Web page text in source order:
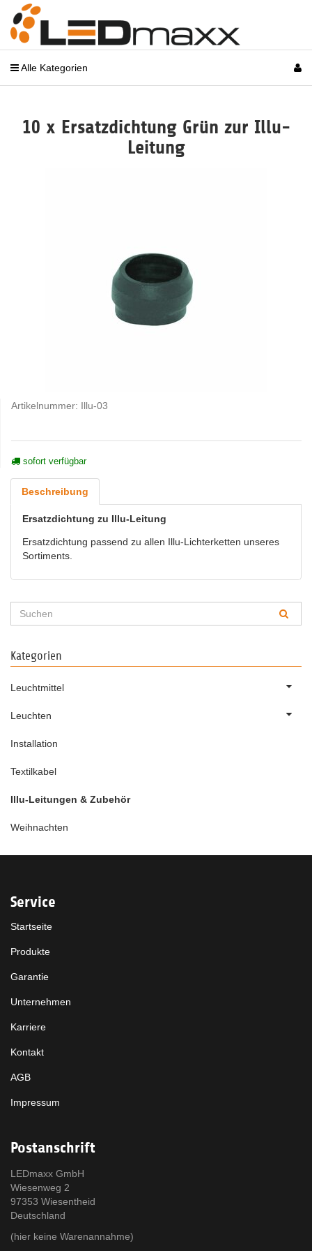
Alle Kategorien
10 x Ersatzdichtung Grün zur Illu-
Leitung
Artikelnummer: Illu-03
sofort verfügbar
Beschreibung
Ersatzdichtung zu Illu-Leitung
Ersatzdichtung passend zu allen Illu-Lichterketten unseres
Sortiments.
Kategorien
Leuchtmittel
Leuchten
Installation
Textilkabel
Illu-Leitungen & Zubehör
Weihnachten
Service
Startseite
Produkte
Garantie
Unternehmen
Karriere
Kontakt
AGB
Impressum
Postanschrift
LEDmaxx GmbH
Wiesenweg 2
97353 Wiesentheid
Deutschland
(hier keine Warenannahme)